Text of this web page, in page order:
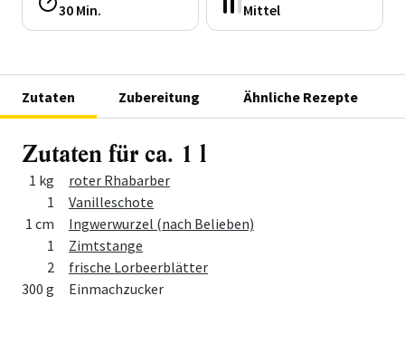
30 Min. Mittel
Zutaten Zubereitung Ähnliche Rezepte
Zutaten für ca. 1 l
Menge Zutat
1 kg
roter Rhabarber
1
Vanilleschote
1 cm
Ingwerwurzel (nach Belieben)
1
Zimtstange
2
frische Lorbeerblätter
300 g
Einmachzucker